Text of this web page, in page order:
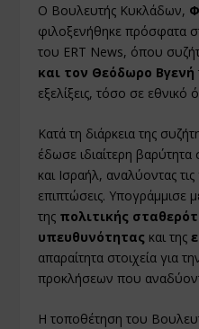
Ο Βουλευτής Κυκλάδων,
φιλοξενήθηκε πρόσφατα
του ERT News, όπου
και τον Θεόδωρο Βγενή
εξελίξεις, τόσο σε εθνικό
Κατά τη διάρκεια της
έδωσε ιδιαίτερη
και Ισραήλ, αναλύοντας τις
επιπτώσεις. Υπογράμμισε
της πολιτικής
υπευθυνότητας και της
απαραίτητα στοιχεία για
προκλήσεων που
Η τοποθέτηση του